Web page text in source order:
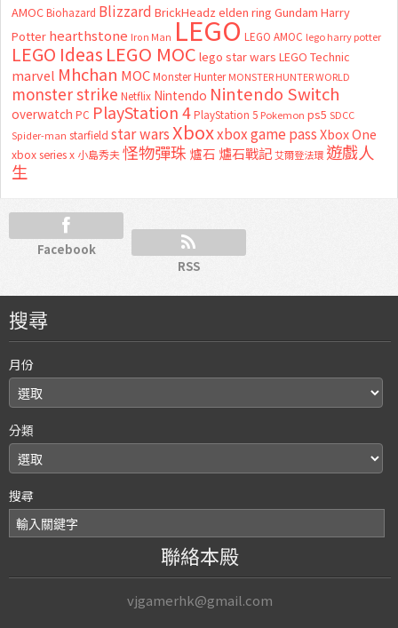
AMOC Biohazard Blizzard BrickHeadz elden ring Gundam Harry
Potter hearthstone Iron Man LEGO LEGO AMOC lego harry potter
LEGO Ideas LEGO MOC lego star wars LEGO Technic
marvel Mhchan MOC Monster Hunter MONSTER HUNTER WORLD
monster strike Netflix Nintendo Nintendo Switch
overwatch PC PlayStation 4 PlayStation 5 Pokemon ps5 SDCC
Spider-man starfield star warsXboxxbox game passXbox One
xbox series x 小島秀夫怪物彈珠 爐石 爐石戰記艾爾登法環 遊戲人
生
Facebook
RSS
搜尋
月份
分類
搜尋
聯絡本殿
vjgamerhk@gmail.com